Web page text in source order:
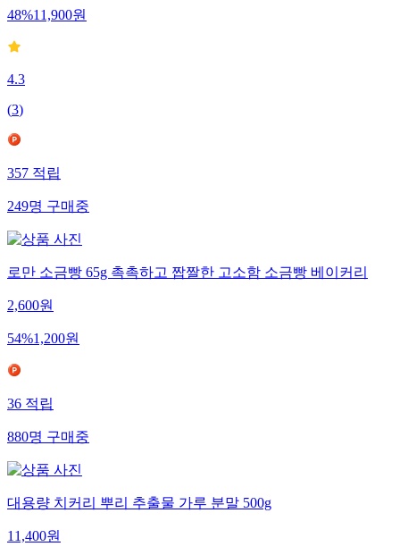
48%11,900원
4.3
(3)
357적립
249명구매중
로만 소금빵 65g 촉촉하고 짭짤한 고소함 소금빵 베이커리
2,600원
54%1,200원
36적립
880명구매중
대용량 치커리 뿌리 추출물 가루 분말 500g
11,400원